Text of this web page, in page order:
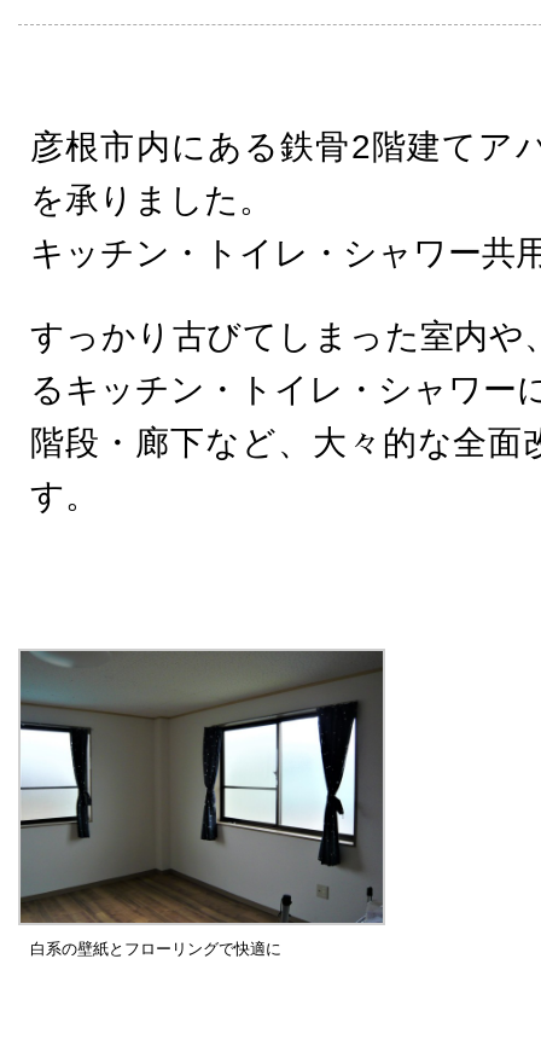
彦根市内にある鉄骨2階建てア
を承りました。
キッチン・トイレ・シャワー共
すっかり古びてしまった室内や
るキッチン・トイレ・シャワー
階段・廊下など、大々的な全面
す。
白系の壁紙とフローリングで快適に